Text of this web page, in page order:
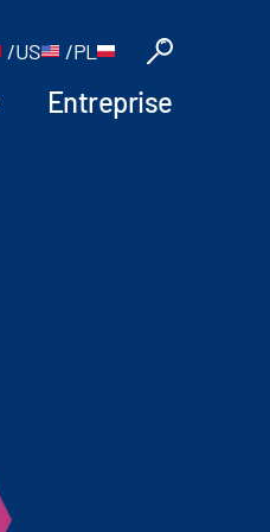
/US /PL
Entreprise